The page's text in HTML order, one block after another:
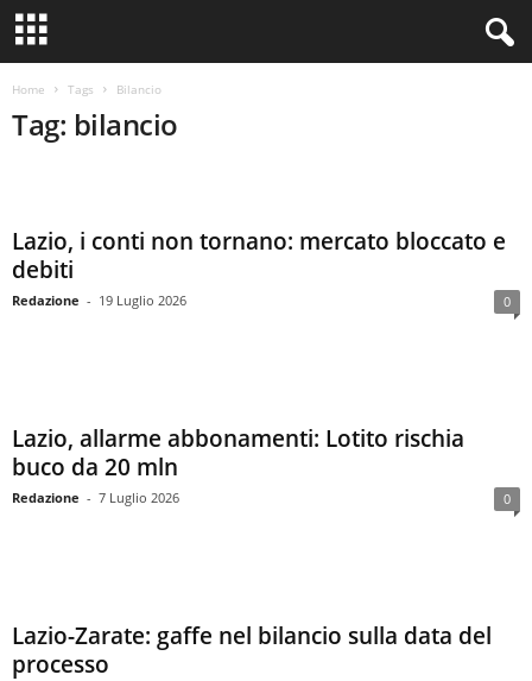
Home Tags Bilancio
Tag: bilancio
Lazio, i conti non tornano: mercato bloccato e
debiti
Redazione - 19 Luglio 2026 0
Lazio, allarme abbonamenti: Lotito rischia
buco da 20 mln
Redazione - 7 Luglio 2026 0
Lazio-Zarate: gaffe nel bilancio sulla data del
processo